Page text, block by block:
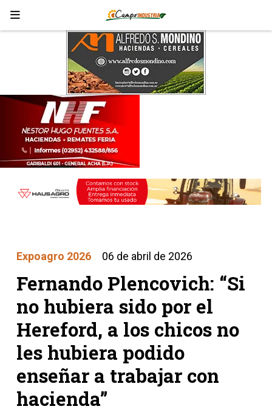
Fernando Plencovich: “Si
no hubiera sido por el
Hereford, a los chicos no
les hubiera podido
enseñar a trabajar con
hacienda”
Expoagro 2026 06 de abril de 2026